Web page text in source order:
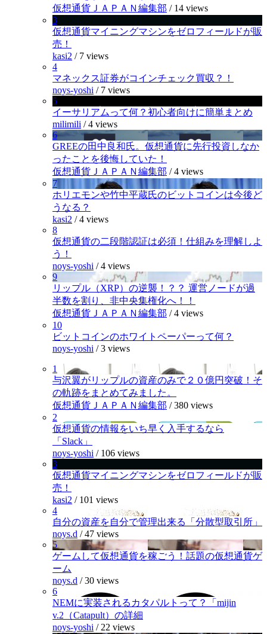
仮想通貨ＪＡＰＡＮ編集部 / 14 views
3
仮想通貨マイニングマシンをゼロフィールドが販
売！
kasi2 / 7 views
4
マネックス証券がコインチェック買収？！
noys-yoshi / 7 views
5
イーサリアムって何？初心者向けに簡単まとめ
milimili /4 views
6
GREEの田中良和氏。仮想通貨に先行投資しなか
ったことを後悔していた！
仮想通貨ＪＡＰＡＮ編集部 /4 views
7
ホリエモンや竹中平蔵氏のビットコインは今後ど
うなる？
kasi2 /4 views
8
仮想通貨の二段階認証は必須！仕組みを理解しよ
う！
noys-yoshi /4 views
9
リップル（XRP）の逆襲！？？ 運営ノードが過
半数を割り、非中央集権化へ！！
仮想通貨ＪＡＰＡＮ編集部 /4 views
10
ビットコインのホワイトペーパーって何？
noys-yoshi /3 views
1
与沢翼がリップルの資産のみで２０億円突破！そ
の軌跡をまとめてみました。
仮想通貨ＪＡＰＡＮ編集部 /380 views
2
仮想通貨の情報をいち早く入手するなら
「Slack」
noys-yoshi / 106 views
3
仮想通貨マイニングマシンをゼロフィールドが販
売！
kasi2 / 101 views
4
自分の資産を自分で管理出来る「分散型取引所」
noys.d /47 views
5
ゲームして仮想通貨を稼ごう！話題の仮想通貨ゲ
ーム
noys.d /30 views
6
NEMに実装されるカタパルトって？「mijin
v.2（Catapult）の詳細
noys-yoshi / 22 views